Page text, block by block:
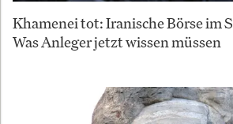
Khamenei tot: Iranische Börse im
Was Anleger jetzt wissen müssen